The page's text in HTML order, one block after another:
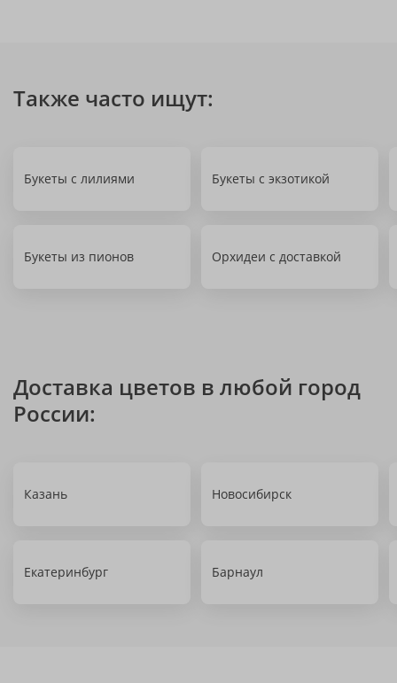
Также часто ищут:
Букеты с лилиями Букеты с экзотикой
Букеты из пионов Орхидеи с доставкой
Доставка цветов в любой город
России:
Казань Новосибирск
Екатеринбург Барнаул